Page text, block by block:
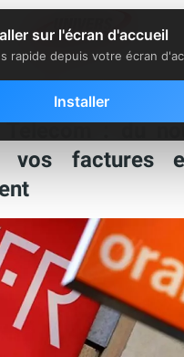
Orange, Free,
Telecom : du
vos factures
sur l'écran d'accueil
rapide depuis votre écran
Installer